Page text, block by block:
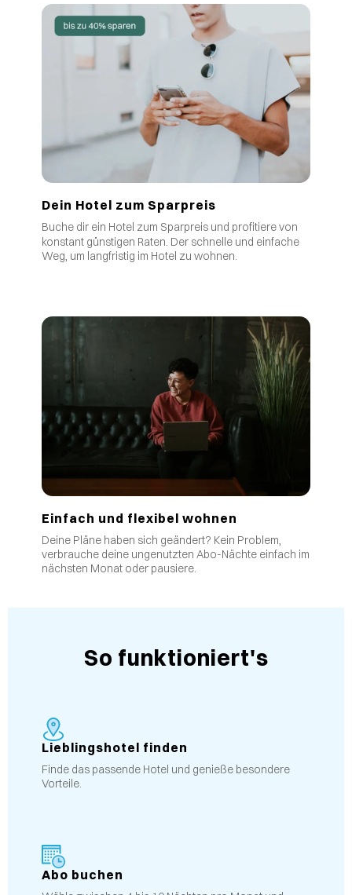
Dein Hotel zum Sparpreis
Buche dir ein Hotel zum Sparpreis und profitiere von
konstant günstigen Raten Der schnelle und einfache
Weg, um langfristig im Hotel zu wohnen.
Einfach und flexibel wohnen
Deine Pläne haben sich geändert? Kein Problem,
verbrauche deine ungenutzten Abo-Nächte einfach im
nächsten Monat oder pausiere.
So funktioniert's
Lieblingshotel finden
Finde das passende Hotel und genieße besondere
Vorteile.
Abo buchen